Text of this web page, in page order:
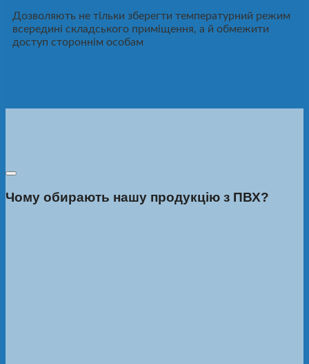
Дозволяють не тільки зберегти температурний режим
всередині складського приміщення, а й обмежити
доступ стороннім особам
Чому обирають нашу продукцію з ПВХ?